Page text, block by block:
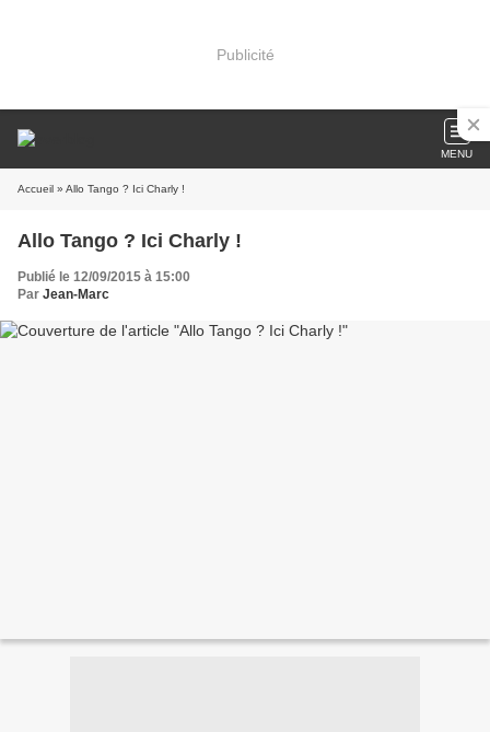
Publicité
MENU
Accueil » Allo Tango ? Ici Charly !
Allo Tango ? Ici Charly !
Publié le 12/09/2015 à 15:00
Par Jean-Marc